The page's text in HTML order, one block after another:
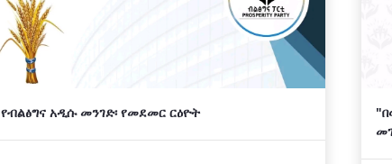
የብልፅግና አዲሱ መንገድ፡ የመደመር ርዕዮት